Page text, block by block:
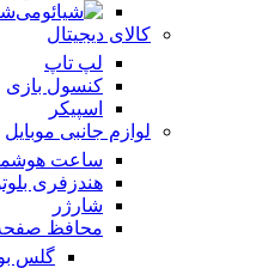
کالای دیجیتال
لپ تاپ
کنسول بازی
اسپیکر
لوازم جانبی موبایل
ساعت
هندزفری
شارژر
محافظ
گلس